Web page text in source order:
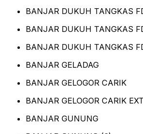
BANJAR DUKUH TANGKAS
BANJAR DUKUH TANGKAS
BANJAR DUKUH TANGKAS
BANJAR GELADAG
BANJAR GELOGOR CARIK
BANJAR GELOGOR CARIK
BANJAR GUNUNG